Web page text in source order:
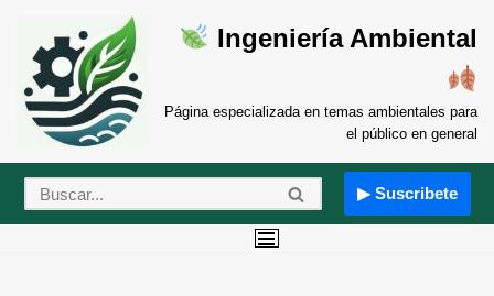
Saltar
al
contenido
Ingeniería Ambiental
Página especializada en temas ambientales para
el público en general
▶ Suscribete